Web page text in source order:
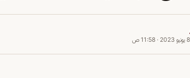
· 11:58 ص